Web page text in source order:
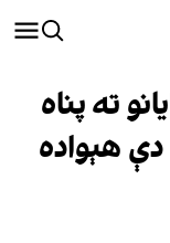
ته پناه
دې هېواده